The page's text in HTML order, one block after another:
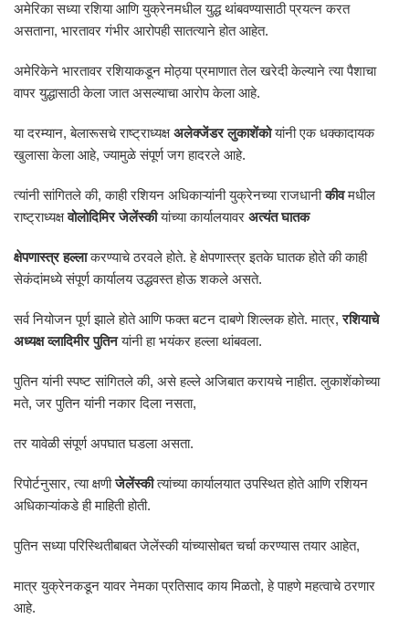
अमेरिका सध्या रशिया आणि युक्रेनमधील युद्ध थांबवण्यासाठी प्रयत्न करत
असताना, भारतावर गंभीर आरोपही सातत्याने होत आहेत.
अमेरिकेने भारतावर रशियाकडून मोठ्या प्रमाणात तेल खरेदी केल्याने त्या पैशाचा
वापर युद्धासाठी केला जात असल्याचा आरोप केला आहे.
या दरम्यान, बेलारूसचे राष्ट्राध्यक्षअलेक्जेंडर लुकाशेंकोयांनी एक धक्कादायक
खुलासा केला आहे, ज्यामुळे संपूर्ण जग हादरले आहे.
त्यांनी सांगितले की, काही रशियन अधिकाऱ्यांनी युक्रेनच्या राजधानीकीवमधील
राष्ट्राध्यक्षवोलोदिमिर जेलेंस्कीयांच्या कार्यालयावर अत्यंत घातक
क्षेपणास्त्र हल्लाकरण्याचे ठरवले होते. हे क्षेपणास्त्र इतके घातक होते की काही
सेकंदांमध्ये संपूर्ण कार्यालय उद्धवस्त होऊ शकले असते.
सर्व नियोजन पूर्ण झाले होते आणि फक्त बटन दाबणे शिल्लक होते. मात्र,रशियाचे
अध्यक्ष व्लादिमीर पुतिनयांनी हा भयंकर हल्ला थांबवला.
पुतिन यांनी स्पष्ट सांगितले की, असे हल्ले अजिबात करायचे नाहीत. लुकाशेंकोच्या
मते, जर पुतिन यांनी नकार दिला नसता,
तर यावेळी संपूर्ण अपघात घडला असता.
रिपोर्टनुसार, त्या क्षणीजेलेंस्कीत्यांच्या कार्यालयात उपस्थित होते आणि रशियन
अधिकाऱ्यांकडे ही माहिती होती.
पुतिन सध्या परिस्थितीबाबत जेलेंस्की यांच्यासोबत चर्चा करण्यास तयार आहेत,
मात्र युक्रेनकडून यावर नेमका प्रतिसाद काय मिळतो, हे पाहणे महत्वाचे ठरणार
आहे.